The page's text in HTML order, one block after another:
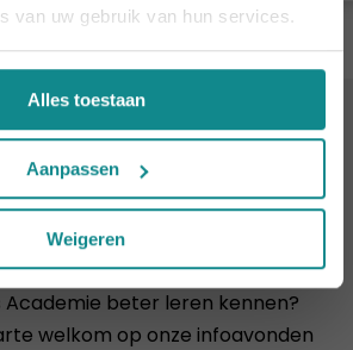
van uw gebruik van hun services.
Alles toestaan
Aanpassen
Weigeren
Academie beter leren kennen?
welkom op onze infoavonden